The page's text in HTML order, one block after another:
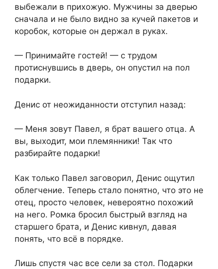
выбежали в прихожую. Мужчины за дверью
сначала и не было видно за кучей пакетов и
коробок, которые он держал в руках.
— Принимайте гостей! — с трудом
протиснувшись в дверь, он опустил на пол
подарки.
Денис от неожиданности отступил назад:
— Меня зовут Павел, я брат вашего отца. А
вы, выходит, мои племянники! Так что
разбирайте подарки!
Как только Павел заговорил, Денис ощутил
облегчение. Теперь стало понятно, что это не
отец, просто человек, невероятно похожий
на него. Ромка бросил быстрый взгляд на
старшего брата, и Денис кивнул, давая
понять, что всё в порядке.
Лишь спустя час все сели за стол. Подарки